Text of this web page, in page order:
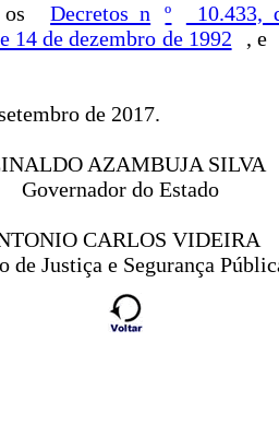
Decretos n º
10.433,
14 de dezembro de 1992
, e
de 2017.
AZAMBUJA SILVA
Governador do Estado
CARLOS VIDEIRA
de Justiça e Segurança